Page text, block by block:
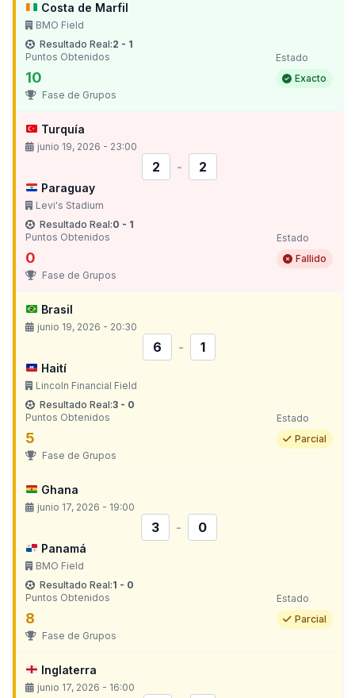
Costa de Marfil
BMO Field
Resultado Real:2 - 1
Puntos Obtenidos
10
Estado
Exacto
Fase de Grupos
Turquía
junio 19, 2026 - 23:00
2 - 2
Paraguay
Levi's Stadium
Resultado Real:0 - 1
Puntos Obtenidos
0
Estado
Fallido
Fase de Grupos
Brasil
junio 19, 2026 - 20:30
6 - 1
Haití
Lincoln Financial Field
Resultado Real:3 - 0
Puntos Obtenidos
5
Estado
Parcial
Fase de Grupos
Ghana
junio 17, 2026 - 19:00
3 - 0
Panamá
BMO Field
Resultado Real:1 - 0
Puntos Obtenidos
8
Estado
Parcial
Fase de Grupos
Inglaterra
junio 17, 2026 - 16:00